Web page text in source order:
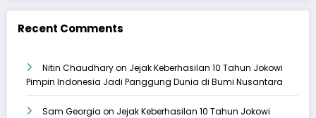
Recent Comments
Nitin Chaudharyon Jejak Keberhasilan 10 Tahun Jokowi
Pimpin Indonesia Jadi Panggung Dunia di Bumi Nusantara
Sam Georgia on Jejak Keberhasilan 10 Tahun Jokowi